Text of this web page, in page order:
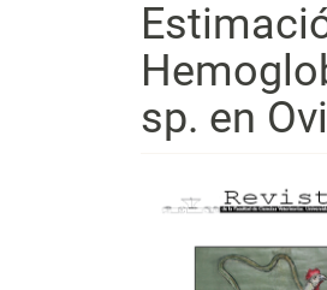
sp. en
Barra
lateral